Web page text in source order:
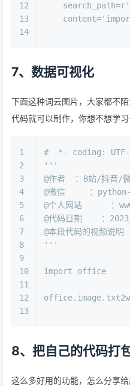
12
13
14
    search_path=
    content=
7、数据可视化
下面这种词云图片，大家都不
代码就可以制作，你想不想学习
1
2
3
4
5
6
7
8
9
10
11
12
13
# -*- coding:
'''
@作者  ：B站/抖音/
@微信     ：
@个人网站      ：
@代码日期    ：
@本段代码的视频
'''
import office
8、把自己的代码打
这么多好用的功能，怎么分享